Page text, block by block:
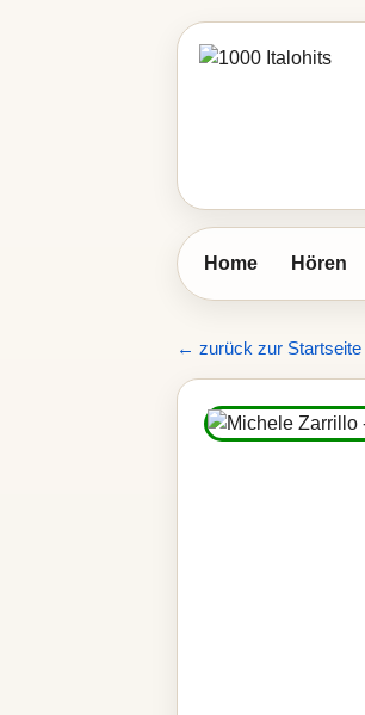
Home Hören
← zurück zur Startseite